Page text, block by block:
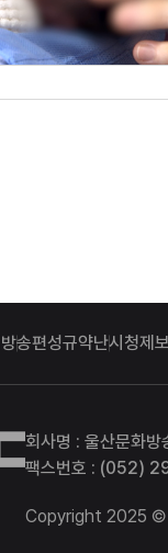
방송편성규약난시청제
회사명 : 울산문화방
팩스번호 : (052)
Copyright 2025 ©